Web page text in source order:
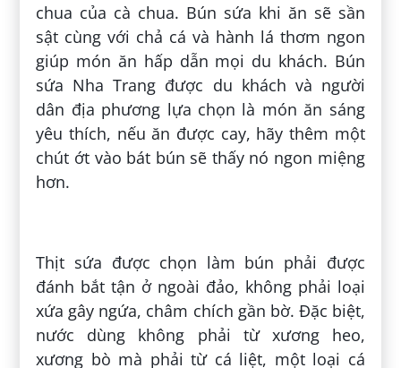
chua của cà chua. Bún sứa khi ăn sẽ sần
sật cùng với chả cá và hành lá thơm ngon
giúp món ăn hấp dẫn mọi du khách. Bún
sứa Nha Trang được du khách và người
dân địa phương lựa chọn là món ăn sáng
yêu thích, nếu ăn được cay, hãy thêm một
chút ớt vào bát bún sẽ thấy nó ngon miệng
hơn.
Thịt sứa được chọn làm bún phải được
đánh bắt tận ở ngoài đảo, không phải loại
xứa gây ngứa, châm chích gần bờ. Đặc biệt,
nước dùng không phải từ xương heo,
xương bò mà phải từ cá liệt, một loại cá